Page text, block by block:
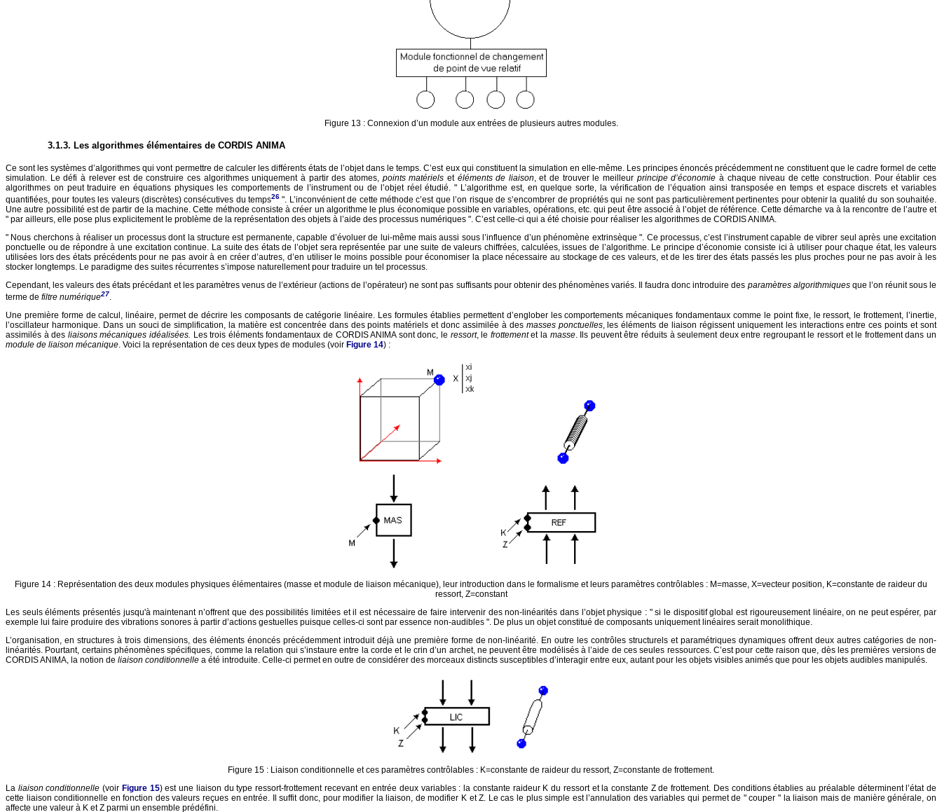
Figure 13 : Connexion d’un module aux entrées de plusieurs autres modules.
3.1.3. Les algorithmes élémentaires de CORDIS ANIMA
Ce sont les systèmes d’algorithmes qui vont permettre de calculer les différents états de l’objet dans le temps. C’est eux qui constituent la simulation en elle-même. Les principes énoncés précédemment ne constituent que le cadre formel de cette
simulation. Le défi à relever est de construire ces algorithmes uniquement à partir des atomes, points matériels et éléments de liaison , et de trouver le meilleur principe d’économie à chaque niveau de cette construction. Pour établir ces
algorithmes on peut traduire en équations physiques les comportements de l’instrument ou de l’objet réel étudié. " L’algorithme est, en quelque sorte, la vérification de l’équation ainsi transposée en temps et espace discrets et variables
quantifiées, pour toutes les valeurs (discrètes) consécutives du temps26 ". L’inconvénient de cette méthode c’est que l’on risque de s’encombrer de propriétés qui ne sont pas particulièrement pertinentes pour obtenir la qualité du son souhaitée.
Une autre possibilité est de partir de la machine. Cette méthode consiste à créer un algorithme le plus économique possible en variables, opérations, etc. qui peut être associé à l’objet de référence. Cette démarche va à la rencontre de l’autre et
" par ailleurs, elle pose plus explicitement le problème de la représentation des objets à l’aide des processus numériques ". C’est celle-ci qui a été choisie pour réaliser les algorithmes de CORDIS ANIMA.
" Nous cherchons à réaliser un processus dont la structure est permanente, capable d’évoluer de lui-même mais aussi sous l’influence d’un phénomène extrinsèque ". Ce processus, c’est l’instrument capable de vibrer seul après une excitation
ponctuelle ou de répondre à une excitation continue. La suite des états de l’objet sera représentée par une suite de valeurs chiffrées, calculées, issues de l’algorithme. Le principe d’économie consiste ici à utiliser pour chaque état, les valeurs
utilisées lors des états précédents pour ne pas avoir à en créer d’autres, d’en utiliser le moins possible pour économiser la place nécessaire au stockage de ces valeurs, et de les tirer des états passés les plus proches pour ne pas avoir à les
stocker longtemps. Le paradigme des suites récurrentes s’impose naturellement pour traduire un tel processus.
Cependant, les valeurs des états précédant et les paramètres venus de l’extérieur (actions de l’opérateur) ne sont pas suffisants pour obtenir des phénomènes variés. Il faudra donc introduire des paramètres algorithmiquesque l’on réunit sous le
terme de filtre numérique27
Une première forme de calcul, linéaire, permet de décrire les composants de catégorie linéaire. Les formules établies permettent d’englober les comportements mécaniques fondamentaux comme le point fixe, le ressort, le frottement, l’inertie,
l’oscillateur harmonique. Dans un souci de simplification, la matière est concentrée dans des points matériels et donc assimilée à des masses ponctuelles, les éléments de liaison régissent uniquement les interactions entre ces points et sont
assimilés à des liaisons mécaniques idéalisées. Les trois éléments fondamentaux de CORDIS ANIMA sont donc, le ressort, le frottementet la masse. Ils peuvent être réduits à seulement deux entre regroupant le ressort et le frottement dans un
module de liaison mécanique . Voici la représentation de ces deux types de modules (voir Figure 14) :
Figure 14 : Représentation des deux modules physiques élémentaires (masse et module de liaison mécanique), leur introduction dans le formalisme et leurs paramètres contrôlables : M=masse, X=vecteur position, K=constante de raideur du
ressort, Z=constant
Les seuls éléments présentés jusqu'à maintenant n’offrent que des possibilités limitées et il est nécessaire de faire intervenir des non-linéarités dans l’objet physique : " si le dispositif global est rigoureusement linéaire, on ne peut espérer, par
exemple lui faire produire des vibrations sonores à partir d’actions gestuelles puisque celles-ci sont par essence non-audibles ". De plus un objet constitué de composants uniquement linéaires serait monolithique.
L’organisation, en structures à trois dimensions, des éléments énoncés précédemment introduit déjà une première forme de non-linéarité. En outre les contrôles structurels et paramétriques dynamiques offrent deux autres catégories de non-
linéarités. Pourtant, certains phénomènes spécifiques, comme la relation qui s’instaure entre la corde et le crin d’un archet, ne peuvent être modélisés à l’aide de ces seules ressources. C’est pour cette raison que, dès les premières versions de
CORDIS ANIMA, la notion de liaison conditionnelle a été introduite. Celle-ci permet en outre de considérer des morceaux distincts susceptibles d’interagir entre eux, autant pour les objets visibles animés que pour les objets audibles manipulés.
Figure 15 : Liaison conditionnelle et ces paramètres contrôlables : K=constante de raideur du ressort, Z=constante de frottement.
La liaison conditionnelle (voir Figure 15) est une liaison du type ressort-frottement recevant en entrée deux variables : la constante raideur K du ressort et la constante Z de frottement. Des conditions établies au préalable déterminent l’état de
cette liaison conditionnelle en fonction des valeurs reçues en entrée. Il suffit donc, pour modifier la liaison, de modifier K et Z. Le cas le plus simple est l’annulation des variables qui permet de " couper " la liaison mais de manière générale, on
affecte une valeur à K et Z parmi un ensemble prédéfini.